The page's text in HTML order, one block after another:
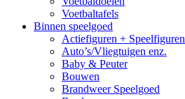
Voetbaltafels
Binnen speelgoed
Actiefiguren + Speelfiguren
Auto’s/Vliegtuigen enz.
Baby & Peuter
Bouwen
Brandweer Speelgoed